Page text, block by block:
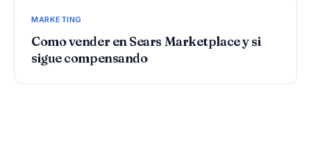
MARKETING
Como vender en Sears Marketplace y si
sigue compensando